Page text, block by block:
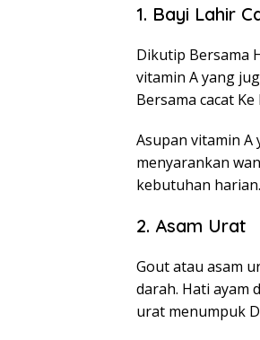
1. Bayi Lahir
Dikutip Bersama
vitamin A yang
Bersama cacat
Asupan vitamin A
menyarankan
kebutuhan harian.
2. Asam Urat
Gout atau asam
darah. Hati ayam
urat menumpuk